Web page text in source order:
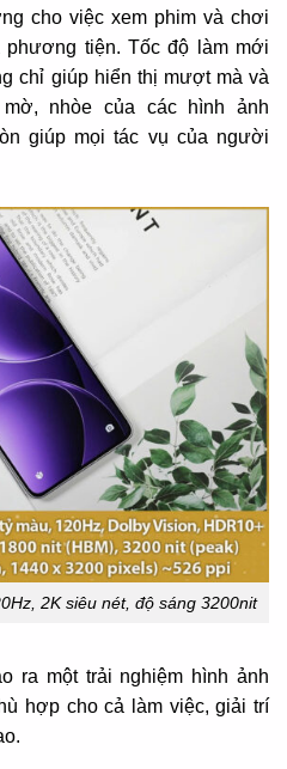
cho việc xem phim và chơi
tiện. Tốc độ làm mới
chỉ giúp hiển thị mượt mà và
nhòe của các hình ảnh
giúp mọi tác vụ của người
2K siêu nét, độ sáng 3200nit
ra một trải nghiệm hình ảnh
hợp cho cả làm việc, giải trí